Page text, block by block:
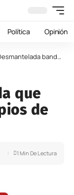
Política Opinión
banda que delinquía en municipios de Sabana Centro
que
de
1 Min De Lectura